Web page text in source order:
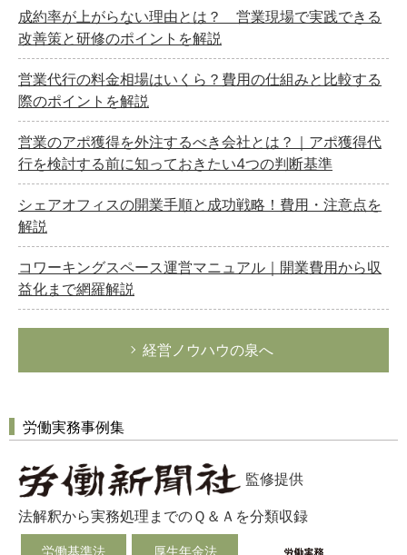
企業法務
経営の知恵
総務の給湯室
秘書のノウハウ
次へ
成約率が上がらない理由とは？ 営業現場で実践できる
改善策と研修のポイントを解説
営業代行の料金相場はいくら？費用の仕組みと比較する
際のポイントを解説
営業のアポ獲得を外注するべき会社とは？｜アポ獲得代
行を検討する前に知っておきたい4つの判断基準
シェアオフィスの開業手順と成功戦略！費用・注意点を
解説
コワーキングスペース運営マニュアル｜開業費用から収
益化まで網羅解説
経営ノウハウの泉へ
労働実務事例集
監修提供
法解釈から実務処理までのＱ＆Ａを分類収録
労働基準法 厚生年金法